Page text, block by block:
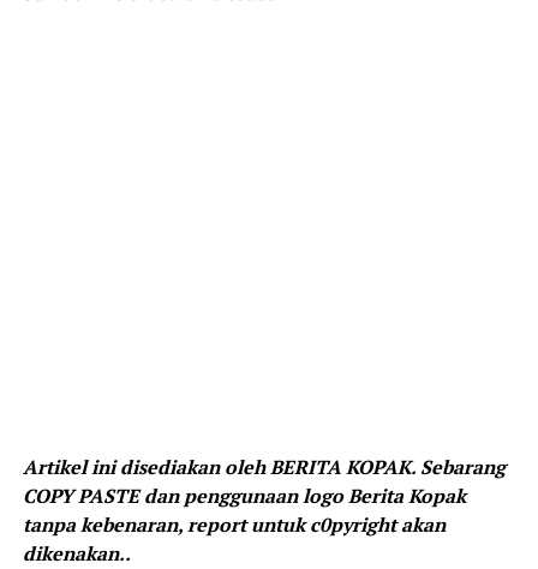
Artikel ini disediakan oleh BERITA KOPAK. Sebarang
COPY PASTE dan penggunaan logo Berita Kopak
tanpa kebenaran, report untuk c0pyright akan
dikenakan..